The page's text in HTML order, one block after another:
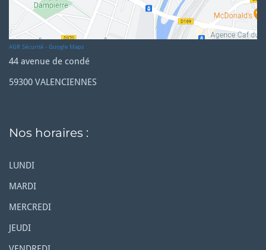
AGR Sécurité - Google Maps
44 avenue de condé
59300 VALENCIENNES
Nos horaires :
LUNDI
MARDI
MERCREDI
JEUDI